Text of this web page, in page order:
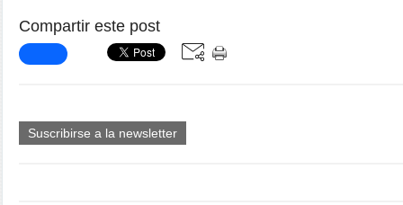
Compartir este post
Suscribirse a la newsletter